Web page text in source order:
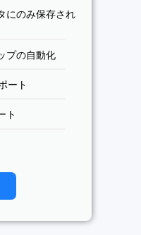
にのみ保存され
プの自動化
ート
ト